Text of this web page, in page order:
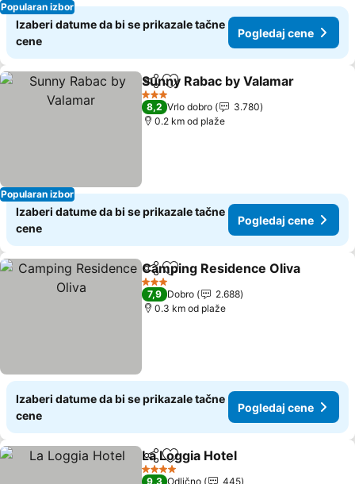
Popularan izbor
Izaberi datume da bi se prikazale tačne
cene
Pogledaj cene
Popularan izbor
Deli Dodati u favorite
Sunny Rabac by Valamar
3 Zvezdice
8,2 Vrlo dobro
3.780
0.2 km od plaže
Izaberi datume da bi se prikazale tačne
cene
Pogledaj cene
Deli Dodati u favorite
Camping Residence Oliva
3 Zvezdice
7,9 Dobro
2.688
0.3 km od plaže
Izaberi datume da bi se prikazale tačne
cene
Pogledaj cene
Deli Dodati u favorite
La Loggia Hotel
4 Zvezdice
9,3 Odlično 445